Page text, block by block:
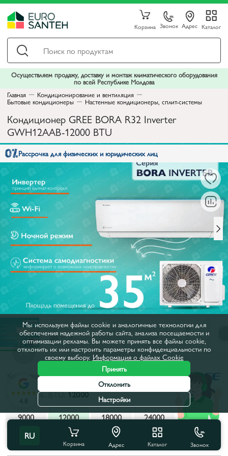
Корзина Звонок Адрес Каталог
Осуществляем продажу, доставку и монтаж климатического оборудования
по всей Республике Молдова
Главная
Кондиционирование и вентиляция
Бытовые кондиционеры Настенные кондиционеры, сплит-системы
Кондиционер GREE BORA R32 Inverter
GWH12AAB-12000 BTU
Рассрочка для физических и юридических лиц
Код товара:65271
Мощность, BTU:12000
9000
12000 18000
24000
Все характеристики
С этим товаром покупают
RU
Корзина Адрес Каталог Звонок
4.8
Мы используем файлы cookie и аналогичные технологии для
обеспечения надежной работы сайта, анализа посещаемости и
оптимизации рекламы. Вы можете принять все файлы cookie,
отклонить их или настроить параметры конфиденциальности по
своему выбору. Информация о файлах Cookie
Принять
Отклонить
Настройки